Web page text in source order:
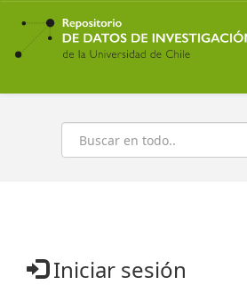
Ir
contenido
principal
Buscar
Iniciar sesión